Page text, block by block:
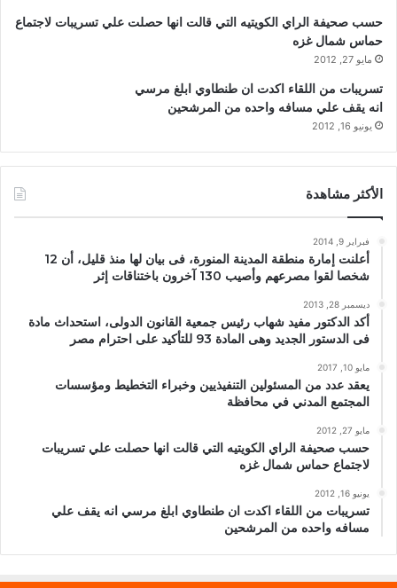
حسب صحيفة الراي الكويتيه التي قالت انها حصلت علي تسريبات لاجتماع
حماس شمال غزه
مايو 27, 2012
تسريبات من اللقاء اكدت ان طنطاوي ابلغ مرسي
انه يقف علي مسافه واحده من المرشحين
يونيو 16, 2012
الأكثر مشاهدة
فبراير 9, 2014
أعلنت إمارة منطقة المدينة المنورة، فى بيان لها منذ قليل، أن 12
شخصا لقوا مصرعهم وأصيب 130 آخرون باختناقات إثر
ديسمبر 28, 2013
أكد الدكتور مفيد شهاب رئيس جمعية القانون الدولى، استحداث مادة
فى الدستور الجديد وهى المادة 93 للتأكيد على احترام مصر
مايو 10, 2017
يعقد عدد من المسئولين التنفيذيين وخبراء التخطيط ومؤسسات
المجتمع المدني في محافظة
مايو 27, 2012
حسب صحيفة الراي الكويتيه التي قالت انها حصلت علي تسريبات
لاجتماع حماس شمال غزه
يونيو 16, 2012
تسريبات من اللقاء اكدت ان طنطاوي ابلغ مرسي انه يقف علي
مسافه واحده من المرشحين